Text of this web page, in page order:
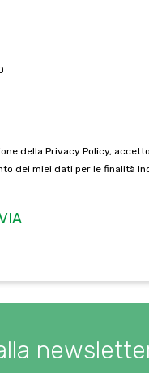
della Privacy Policy,
dei miei dati per le finalità